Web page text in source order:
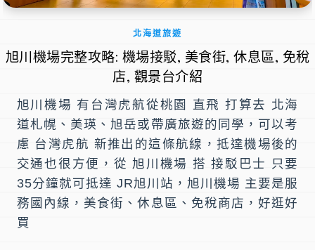
北海道旅遊
旭川機場完整攻略: 機場接駁, 美食街, 休息區, 免稅
店, 觀景台介紹
旭川機場 有台灣虎航從桃園 直飛 打算去 北海
道札幌、美瑛、旭岳或帶廣旅遊的同學，可以考
慮 台灣虎航 新推出的這條航線，抵達機場後的
交通也很方便，從 旭川機場 搭 接駁巴士 只要
35分鐘就可抵達 JR旭川站，旭川機場 主要是服
務國內線，美食街、休息區、免稅商店，好逛好
買